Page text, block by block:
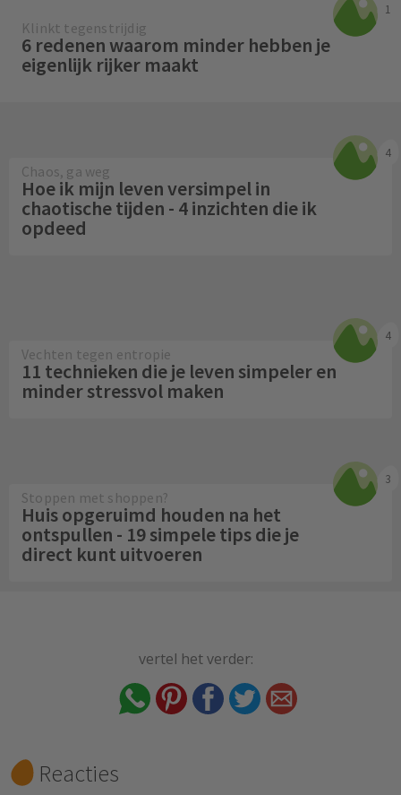
1
Klinkt tegenstrijdig
6 redenen waarom minder hebben je
eigenlijk rijker maakt
4
Chaos, ga weg
Hoe ik mijn leven versimpel in
chaotische tijden - 4 inzichten die ik
opdeed
4
Vechten tegen entropie
11 technieken die je leven simpeler en
minder stressvol maken
3
Stoppen met shoppen?
Huis opgeruimd houden na het
ontspullen - 19 simpele tips die je
direct kunt uitvoeren
vertel het verder:
Reacties